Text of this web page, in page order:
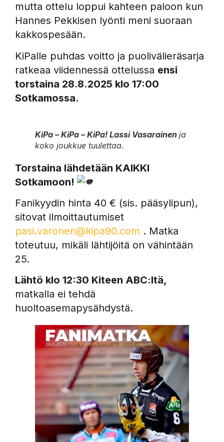
mutta ottelu loppui kahteen paloon kun
Hannes Pekkisen lyönti meni suoraan
kakkospesään.
KiPalle puhdas voitto ja puolivälieräsarja
ratkeaa viidennessä ottelussa ensi
torstaina 28.8.2025 klo 17:00
Sotkamossa.
KiPa – KiPa – KiPa! Lassi Vasarainen ja
koko joukkue tuulettaa.
Torstaina lähdetään KAIKKI
Sotkamoon!
Fanikyydin hinta 40 € (sis. pääsylipun),
sitovat ilmoittautumiset
pasi.varonen@kipa90.com . Matka
toteutuu, mikäli lähtijöitä on vähintään
25.
Lähtö klo 12:30 Kiteen ABC:ltä,
matkalla ei tehdä
huoltoasemapysähdystä.